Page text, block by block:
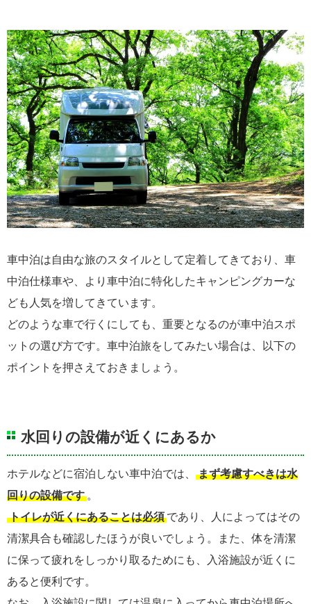
車中泊は自由な旅のスタイルとして定着してきており、車
中泊仕様車や、より車中泊に特化したキャンピングカーな
ども人気を増してきています。
どのような車で行くにしても、重要となるのが車中泊スポ
ットの選び方です。車中泊旅をしてみたい場合は、以下の
ポイントを押さえておきましょう。
水回りの設備が近くにあるか
ホテルなどに宿泊しない車中泊では、
まず考慮すべきは水
回りの設備です 。
トイレが近くにあることは必須 であり、人によってはその
清潔具合も確認したほうが良いでしょう。また、体を清潔
に保って疲れをしっかり取るためにも、入浴施設が近くに
あると便利です。